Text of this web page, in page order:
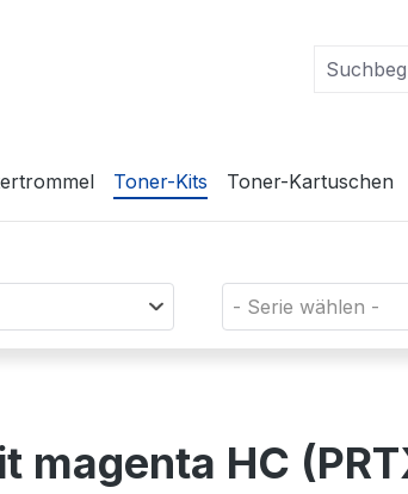
Toner-Kits Toner-Kartuschen
- Serie wählen -
magenta HC